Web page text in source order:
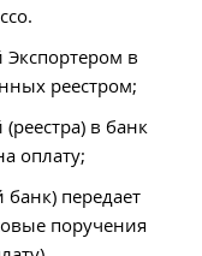
в
реестром;
в банк
оплату;
передает
поручения